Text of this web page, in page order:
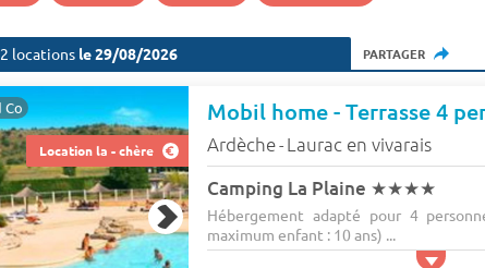
locations le 29/08/2026 PARTAGER
Location la - chère
Co Mobil home - Terrasse 4
Ardèche- Laurac en vivarais
Camping La Plaine ★★★★
Hébergement adapté pour 4
maximum enfant : 10 ans) ...